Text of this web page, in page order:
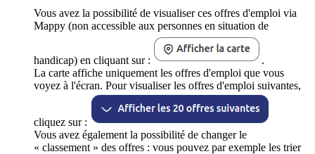
Vous avez la possibilité de visualiser ces offres d'emploi via
Mappy (non accessible aux personnes en situation de
handicap) en cliquant sur :
.
La carte affiche uniquement les offres d'emploi que vous
voyez à l'écran. Pour visualiser les offres d'emploi suivantes,
cliquez sur :
Vous avez également la possibilité de changer le
« classement » des offres : vous pouvez par exemple les trier